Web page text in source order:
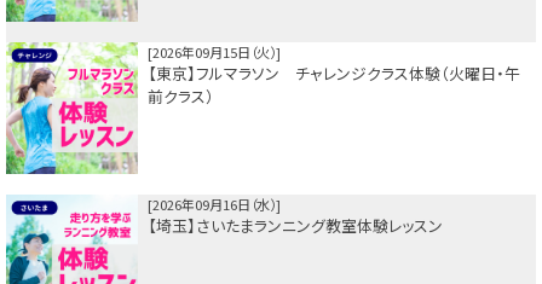
2026年09月15日（火）
【東京】フルマラソン チャレンジクラス体験（火曜日・午
前クラス）
2026年09月16日（水）
【埼玉】さいたまランニング教室体験レッスン